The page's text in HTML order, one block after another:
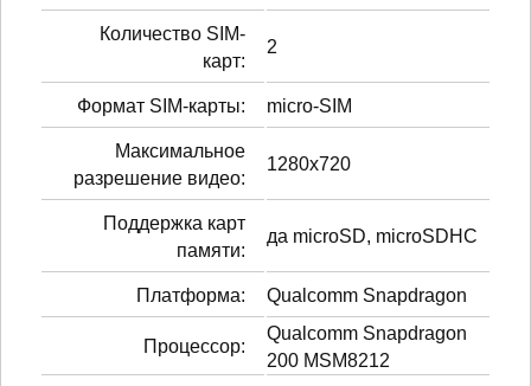
Количество SIM-
карт:
2
Формат SIM-карты: micro-SIM
Максимальное
разрешение видео:
1280x720
Поддержка карт
памяти:
да microSD, microSDHC
Платформа: Qualcomm Snapdragon
Процессор:
Qualcomm Snapdragon
200 MSM8212